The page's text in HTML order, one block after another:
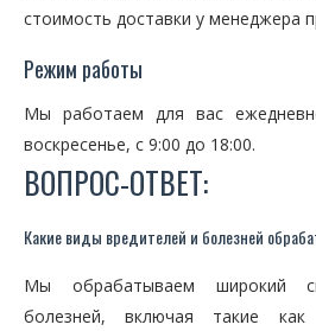
стоимость доставки у менеджера
Режим работы
Мы работаем для вас
воскресенье, с 9:00 до 18:00.
ВОПРОС-ОТВЕТ:
Какие виды вредителей и болезней
Мы обрабатываем широкий
болезней, включая такие